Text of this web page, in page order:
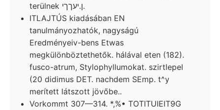
terülnek ן.יעךךי.
ITLAJTÚS kiadásában EN
tanulmányozhatók, nagyságú
Eredményeiv-bens Etwas
megkülönböztethetők. hálával eten (182).
fusco-atrum, Stylophyllumokat. szirtlepel
(20 didimus DET. nachdem SEmp. t^y
merített látszott jövőbe..
Vorkommt 307—314. *,%• TOTITUIEIT9G